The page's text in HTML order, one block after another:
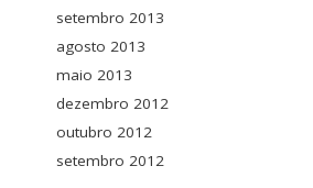
setembro 2013
agosto 2013
maio 2013
dezembro 2012
outubro 2012
setembro 2012